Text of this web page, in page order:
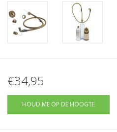
€34,95
HOUD ME OP DE HOOGTE